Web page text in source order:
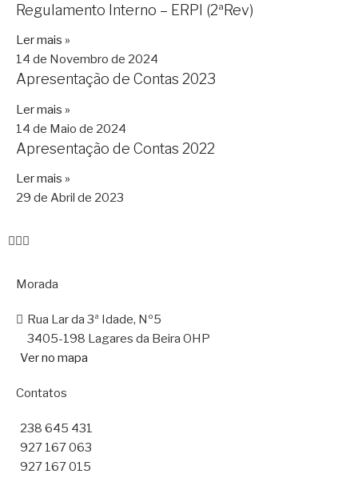
Regulamento Interno – ERPI (2ªRev)
Ler mais »
14 de Novembro de 2024
Apresentação de Contas 2023
Ler mais »
14 de Maio de 2024
Apresentação de Contas 2022
Ler mais »
29 de Abril de 2023
Morada
Rua Lar da 3ª Idade, Nº5
3405-198 Lagares da Beira OHP
Ver no mapa
Contatos
238 645 431
927 167 063
927 167 015